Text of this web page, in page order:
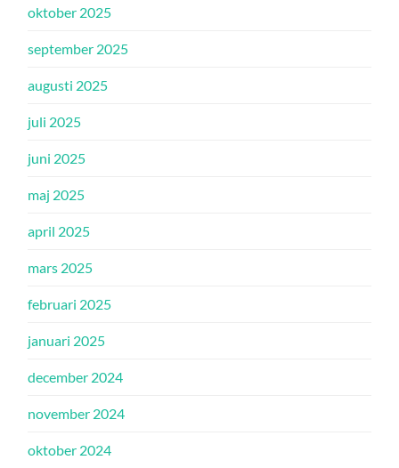
oktober 2025
september 2025
augusti 2025
juli 2025
juni 2025
maj 2025
april 2025
mars 2025
februari 2025
januari 2025
december 2024
november 2024
oktober 2024